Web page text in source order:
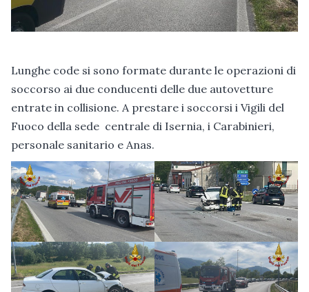
Lunghe code si sono formate durante le operazioni di
soccorso ai due conducenti delle due autovetture
entrate in collisione. A prestare i soccorsi i Vigili del
Fuoco della sede centrale di Isernia, i Carabinieri,
personale sanitario e Anas.